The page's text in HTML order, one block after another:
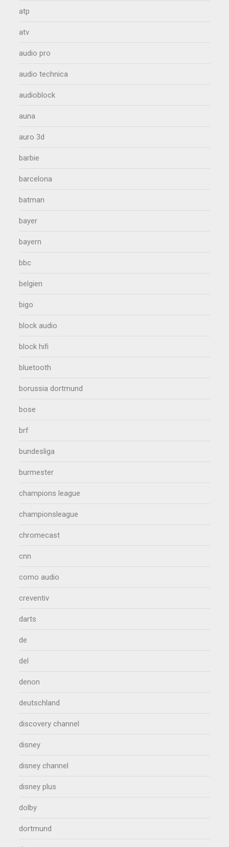
atp
atv
audio pro
audio technica
audioblock
auna
auro 3d
barbie
barcelona
batman
bayer
bayern
bbc
belgien
bigo
block audio
block hifi
bluetooth
borussia dortmund
bose
brf
bundesliga
burmester
champions league
championsleague
chromecast
cnn
como audio
creventiv
darts
de
del
denon
deutschland
discovery channel
disney
disney channel
disney plus
dolby
dortmund